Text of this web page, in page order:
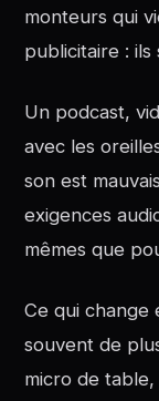
monteurs qui
publicitaire :
Un podcast,
avec les
son est
exigences
mêmes que
Ce qui change
souvent de
micro de